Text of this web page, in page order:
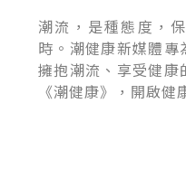
潮流，是種態度，
時。潮健康新媒體
擁抱潮流、享受健
《潮健康》，開啟健